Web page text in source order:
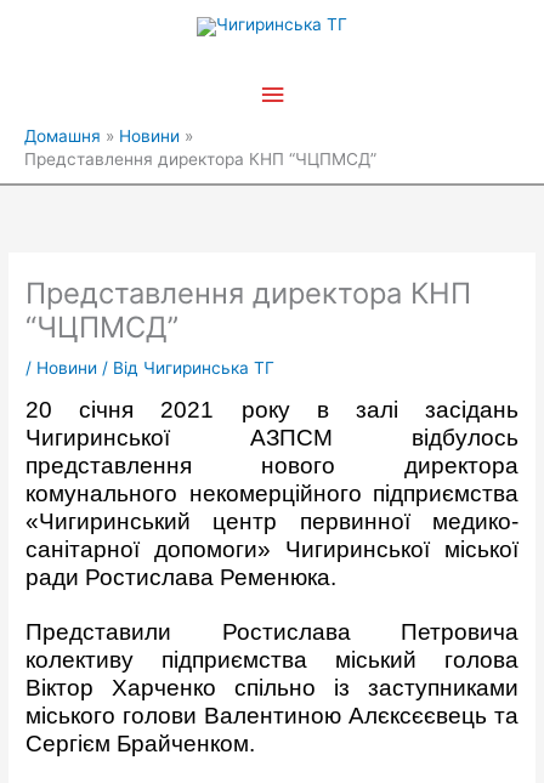
Головне
Домашня
Новини
Представлення директора КНП “ЧЦПМСД”
Представлення директора КНП
“ЧЦПМСД”
/ Новини / Від Чигиринська ТГ
20 січня 2021 року в залі засідань
Чигиринської АЗПСМ відбулось
представлення нового директора
комунального некомерційного підприємства
«Чигиринський центр первинної медико-
санітарної допомоги» Чигиринської міської
ради Ростислава Ременюка.
Представили Ростислава Петровича
колективу підприємства міський голова
Віктор Харченко спільно із заступниками
міського голови Валентиною Алєксєєвець та
Сергієм Брайченком.